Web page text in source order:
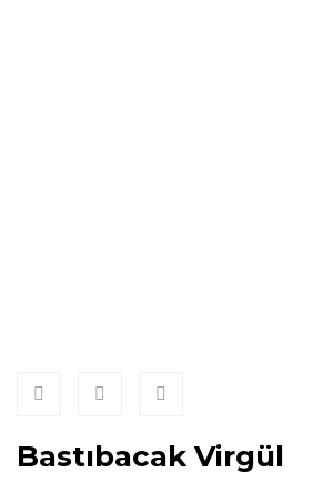
Bastıbacak Virgül